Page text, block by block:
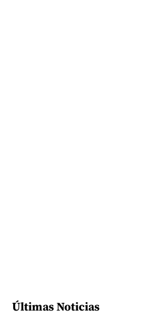
Últimas Noticias